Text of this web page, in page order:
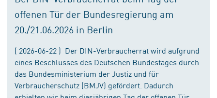
offenen Tür der Bundesregierung am
20./21.06.2026 in Berlin
( 2026-06-22 ) Der DIN-Verbraucherrat wird aufgrund
eines Beschlusses des Deutschen Bundestages durch
das Bundesministerium der Justiz und für
Verbraucherschutz (BMJV) gefördert. Dadurch